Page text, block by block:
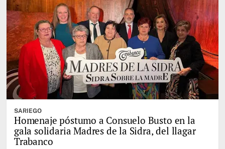
SARIEGO
Homenaje póstumo a Consuelo Busto en la
gala solidaria Madres de la Sidra, del llagar
Trabanco